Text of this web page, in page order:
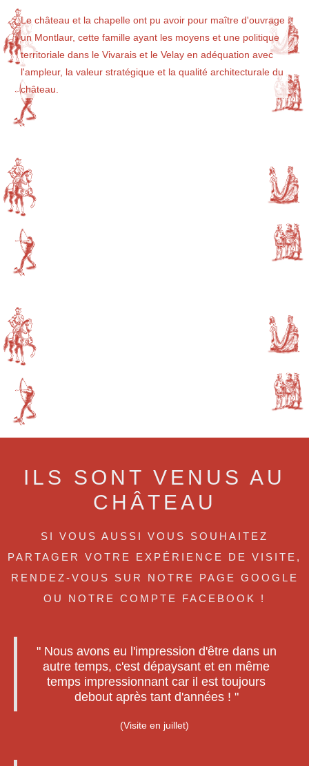
Le château et la chapelle ont pu avoir pour maître d'ouvrage
un Montlaur, cette famille ayant les moyens et une politique
territoriale dans le Vivarais et le Velay en adéquation avec
l'ampleur, la valeur stratégique et la qualité architecturale du
château.
ILS SONT VENUS AU
CHÂTEAU
SI VOUS AUSSI VOUS SOUHAITEZ
PARTAGER VOTRE EXPÉRIENCE DE VISITE,
RENDEZ-VOUS SUR NOTRE PAGE GOOGLE
OU NOTRE COMPTE FACEBOOK !
" Nous avons eu l'impression d'être dans un
autre temps, c'est dépaysant et en même
temps impressionnant car il est toujours
debout après tant d'années ! "
(Visite en juillet)